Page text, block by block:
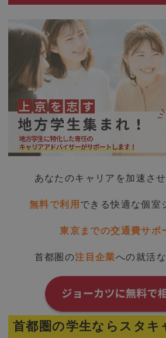
あなたのキャリアを加速さ
無料で利用 できる快適な個室
東京までの交通費サポ
首都圏の注目企業への就活
首都圏の学生ならスタキ